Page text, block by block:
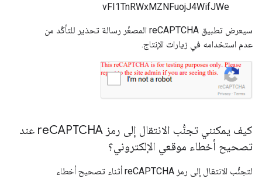
vFI1TnRWxMZNFuojJ4WifJWe
سيعرض تطبيق reCAPTCHA المصغّر رسالة تحذير للتأكّد من
عدم استخدامه في زيارات الإنتاج.
كيف يمكنني تجنُّب الانتقال إلى رمز re
CAPTCHA عند
تصحيح أخطاء موقعي الإلكتروني؟
لتجنُّب الانتقال إلى رمز reCAPTCHA أثناء تصحيح أخطاء